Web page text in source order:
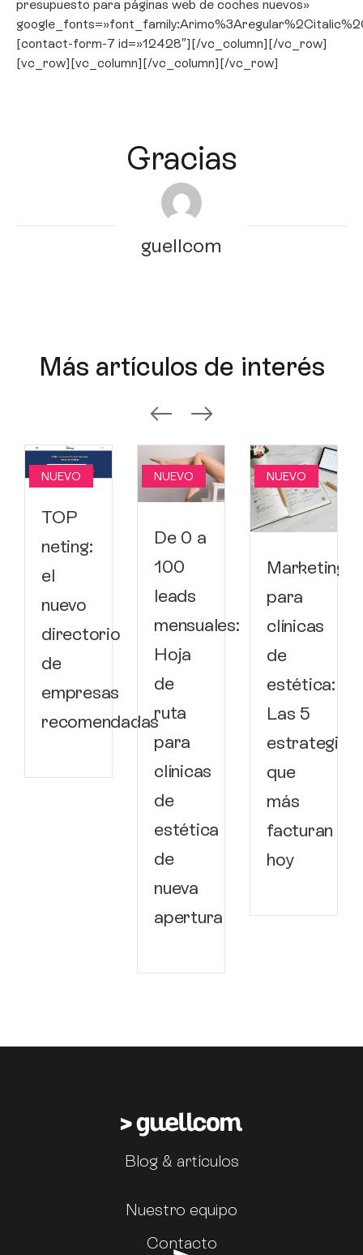
presupuesto para páginas web de coches nuevos»
[contact-form-7 id=»12428″][/vc_column][/vc_row]
[vc_row][vc_column][/vc_column][/vc_row]
Gracias
guellcom
Más artículos de interés
NUEVO
TOP
neting:
el
nuevo
directorio
de
empresas
recomendadas
NUEVO
De 0 a
100
leads
mensuales:
Hoja
de
ruta
para
clínicas
de
estética
de
nueva
apertura
NUEVO
Marketing
para
clínicas
de
estética:
Las 5
estrategias
que
más
facturan
hoy
Blog & artículos
Nuestro equipo
Contacto